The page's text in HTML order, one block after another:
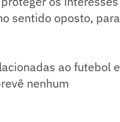
sentido oposto, para
ao futebol e
nenhum